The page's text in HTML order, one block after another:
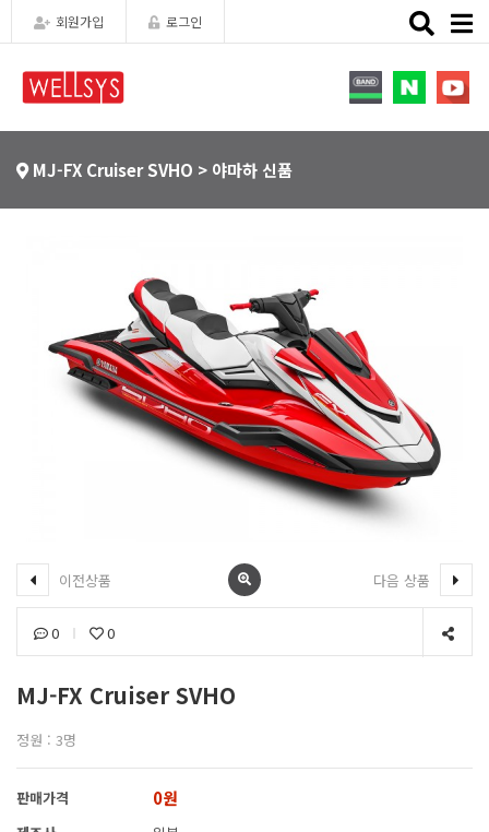
회원가입 로그인
Toggle
MJ-FX Cruiser SVHO > 야마하 신품
이전상품 다음 상품
0 0
MJ-FX Cruiser SVHO
정원 : 3명
판매가격 0원